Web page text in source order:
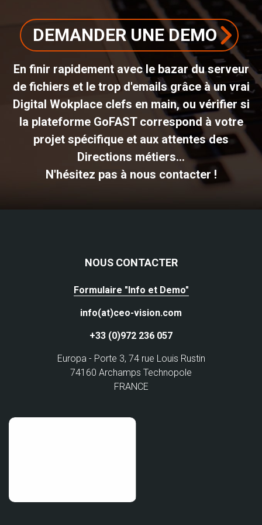
DEMANDER UNE DEMO
En finir rapidement avec le bazar du serveur
de fichiers et le trop d'emails grâce à un vrai
Digital Wokplace clefs en main, ou vérifier si
la plateforme GoFAST correspond à votre
projet spécifique et aux attentes des
Directions métiers...
N'hésitez pas à nous contacter !
NOUS CONTACTER
Formulaire "Info et Demo"
info(at)ceo-vision.com
+33 (0)972 236 057
Europa - Porte 3, 74 rue Louis Rustin
74160 Archamps Technopole
FRANCE